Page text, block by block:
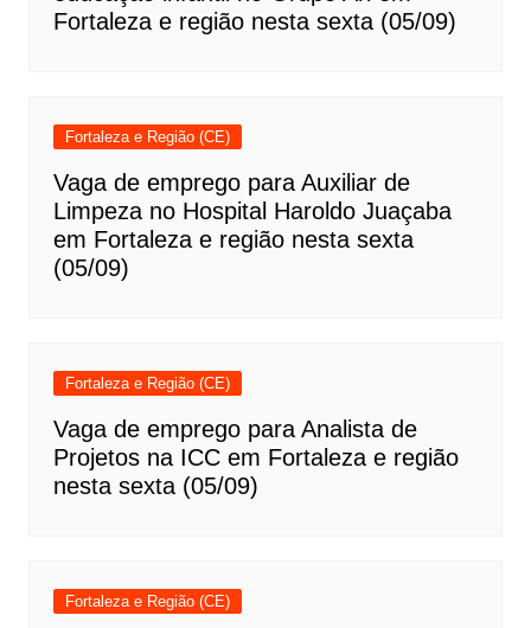
Fortaleza e região nesta sexta (05/09)
Fortaleza e Região (CE)
Vaga de emprego para Auxiliar de
Limpeza no Hospital Haroldo Juaçaba
em Fortaleza e região nesta sexta
(05/09)
Fortaleza e Região (CE)
Vaga de emprego para Analista de
Projetos na ICC em Fortaleza e região
nesta sexta (05/09)
Fortaleza e Região (CE)